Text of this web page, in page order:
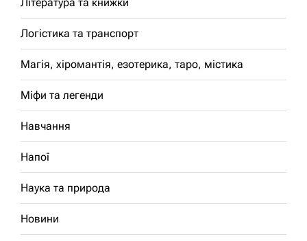
Логістика та транспорт
Магія, хіромантія, езотерика, таро, містика
Міфи та легенди
Навчання
Напої
Наука та природа
Новини